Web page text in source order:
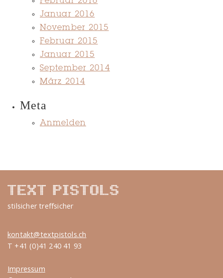
Januar 2016
November 2015
Februar 2015
Januar 2015
September 2014
März 2014
Meta
Anmelden
stilsicher treffsicher
kontakt@textpistols.ch
T +41 (0)41 240 41 93
Impressum